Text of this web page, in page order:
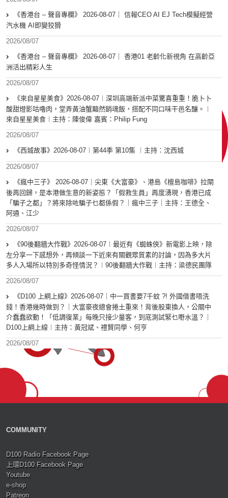
《香港台 – 聲音專欄》 2026-08-07｜ 信報CEO AI EJ Tech模擬經營
汽水機 AI即變狡猾
2026/08/07
《香港台 – 聲音專欄》 2026-08-07｜ 香港01 老齡化新視角 在高齡亞
洲活出精彩人生
2026/08/07
《來自星星美食》2026-08-07︱深圳高端新派中菜驚喜重重！脆卜卜
酸甜燈影咕嚕肉，堂弄黃油蟹黯然銷魂飯，搭配不同口味干邑名釀。︱
來自星星美食︱主持：陳俊偉 嘉賓：Philip Fung
2026/08/07
《西城故事》2026-08-07︱第44季 第10集 ︱主持：沈西城
2026/08/07
《瘋中三子》 2026-08-07｜尖東《大富豪》、港島《檀島咖啡》拉閘
後再回歸，是本港做生意的新姿態？「假救生員」再度湧現，香港已成
「騙子之都」？將來除咗騙子乜都係假？｜瘋中三子｜主持：王德全、
阿通、江少
2026/08/07
《90後翻牆大作戰》2026-08-07︱最近有《蜘蛛俠》新電影上映，除
左分享一下感想外，再傾談一下近來有關觀眾質素的討論，因為多大片
多人入場所以特別多奇怪情況？︱90後翻牆大作戰︱主持：梁德民團隊
2026/08/07
《D100 上綱上線》2026-08-07｜中一買書要7千蚊 ?! 外國借書唔洗
錢！香港幾時做到？｜大富豪夜總會捲土重來！背後股東換人，公關中
介蠢蠢欲動！「低調復業」每晚只接少量客，到底測試緊乜嘢水溫？｜
D100上綱上線︱主持：黃冠斌、禮賢同學、何亨
2026/08/07
COMMUNITY
D100 Radio Facebook Page
上環D100 Facebook Page
Youtube
e-shop
Patreon